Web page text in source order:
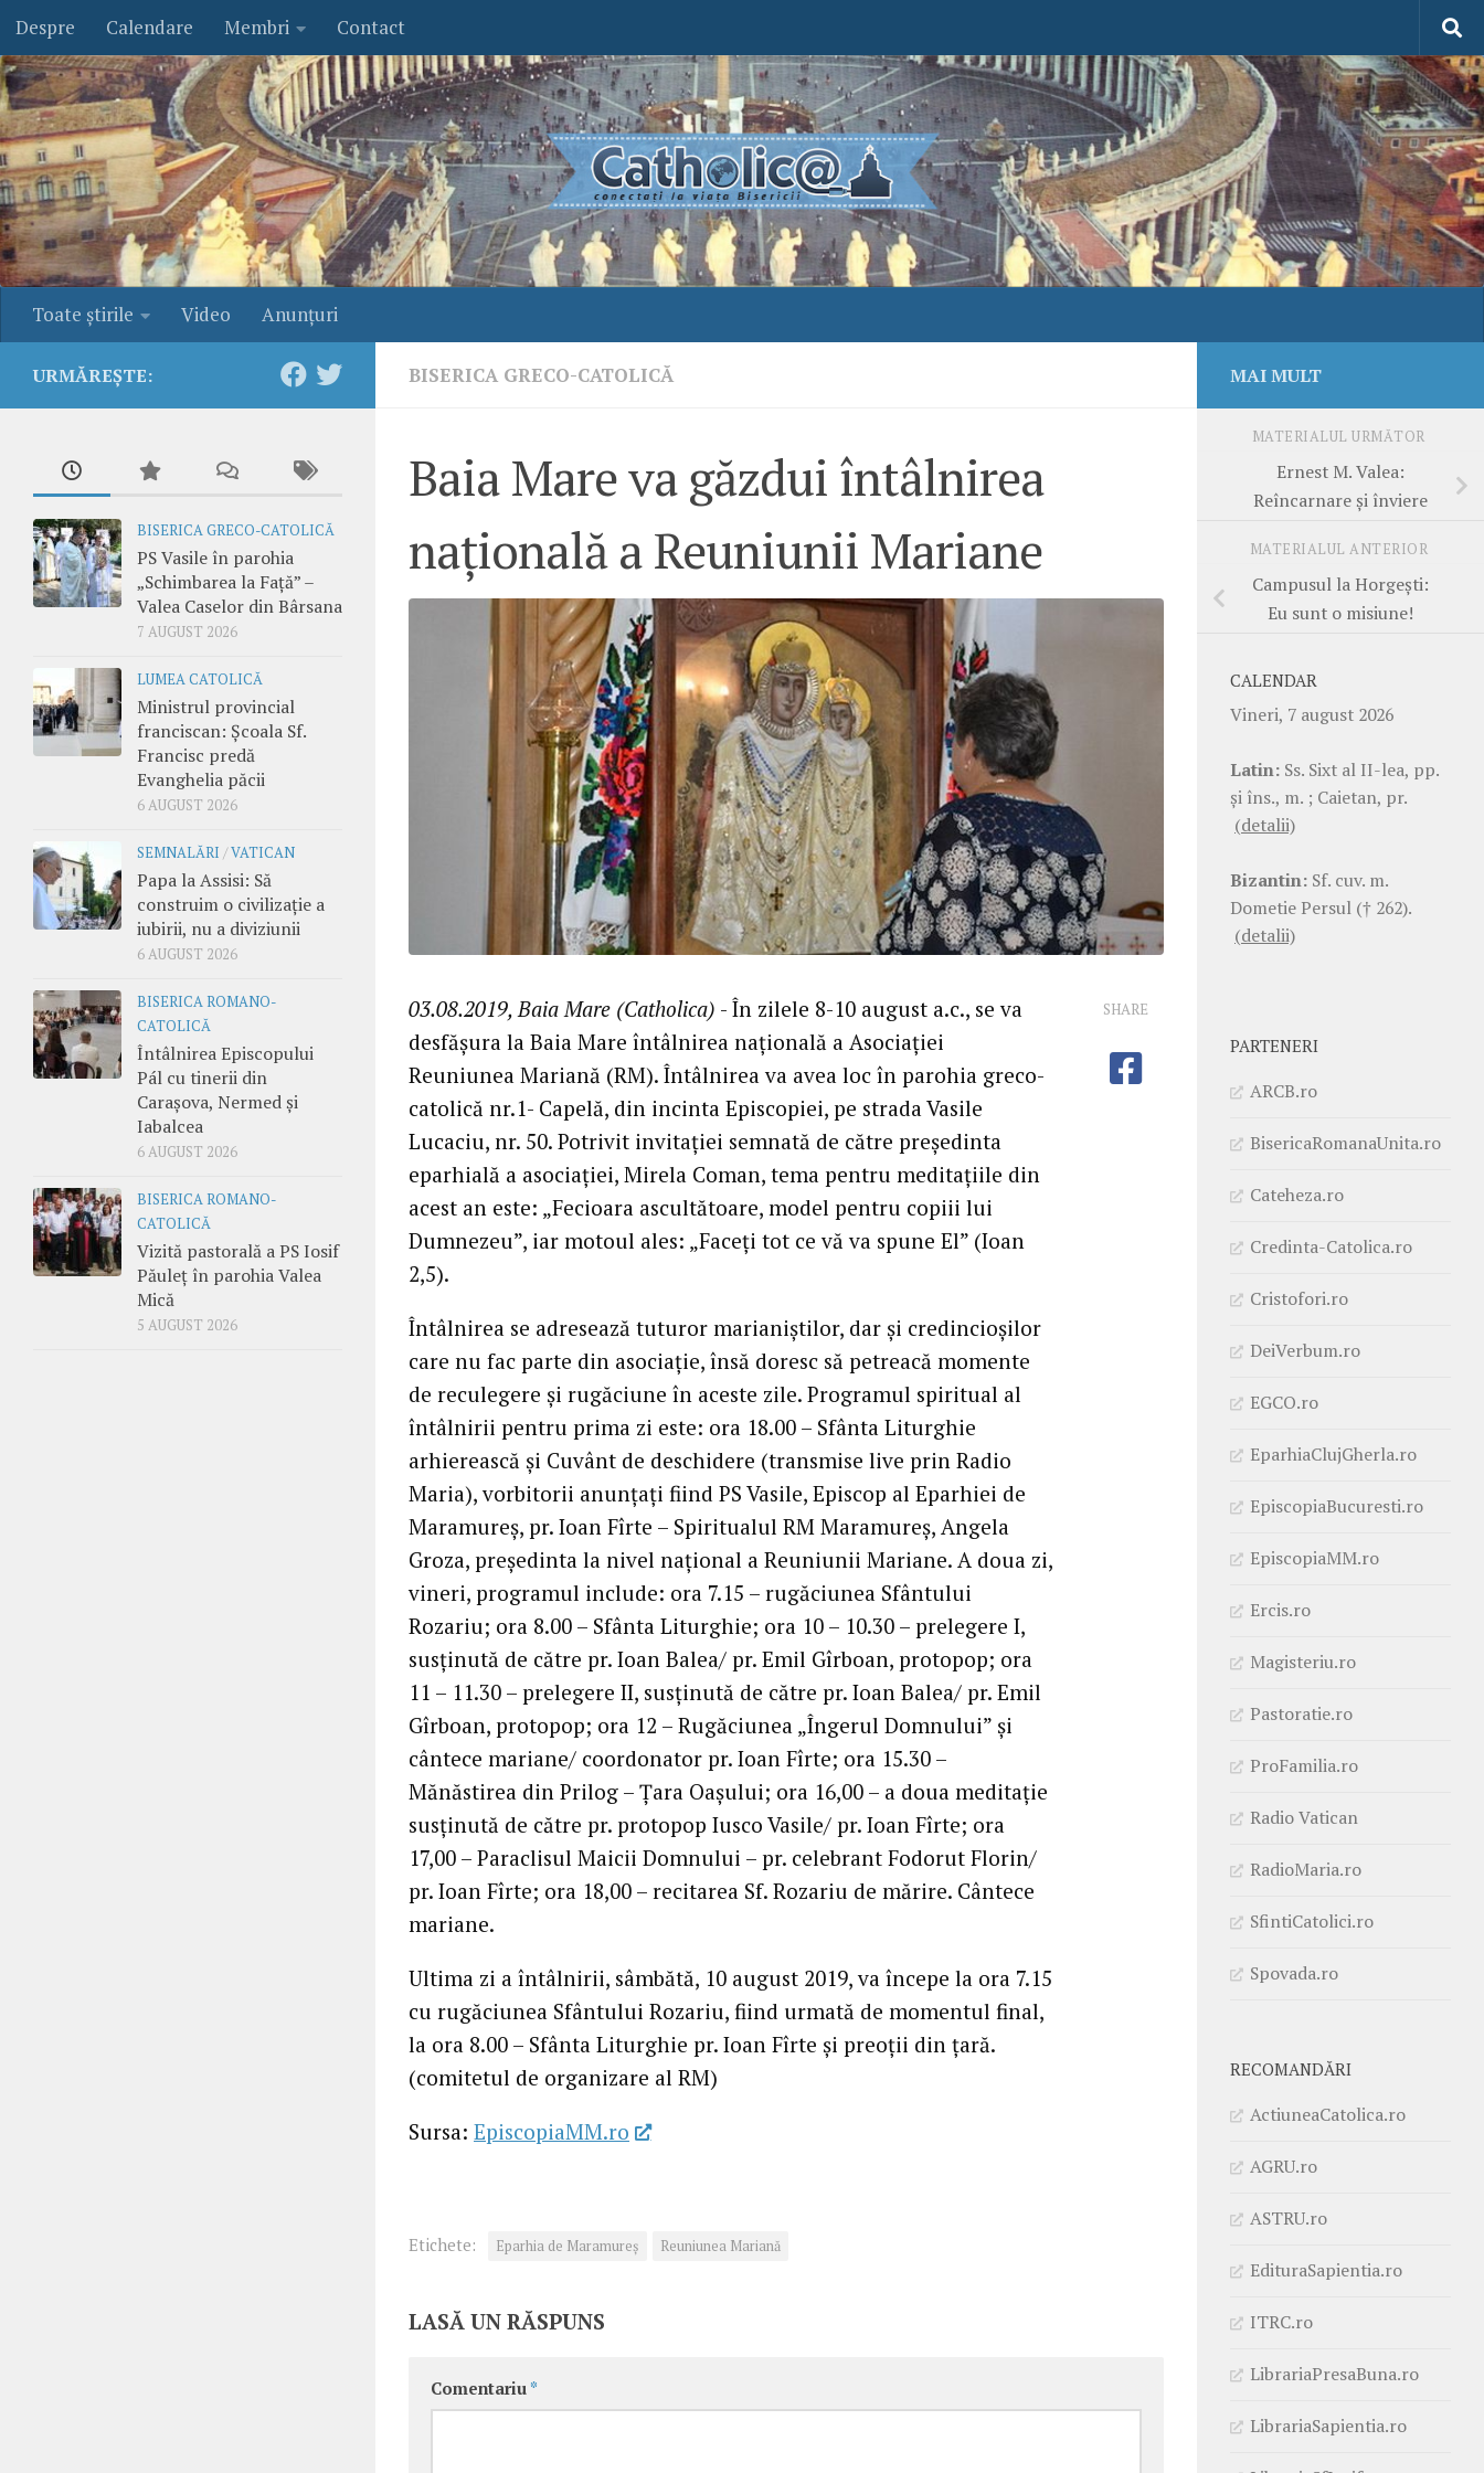
Skip to content
Despre Calendare Membri Contact
Toate ştirile Video Anunţuri
BISERICA GRECO-CATOLICĂ
Baia Mare va găzdui întâlnirea
națională a Reuniunii Mariane
03.08.2019, Baia Mare (Catholica) - În zilele 8-10 august a.c., se va
desfășura la Baia Mare întâlnirea națională a Asociației
Reuniunea Mariană (RM). Întâlnirea va avea loc în parohia greco-
catolică nr.1- Capelă, din incinta Episcopiei, pe strada Vasile
Lucaciu, nr. 50. Potrivit invitației semnată de către președinta
eparhială a asociației, Mirela Coman, tema pentru meditațiile din
acest an este: „Fecioara ascultătoare, model pentru copiii lui
Dumnezeu”, iar motoul ales: „Faceți tot ce vă va spune El” (Ioan
2,5).
Întâlnirea se adresează tuturor marianiștilor, dar și credincioșilor
care nu fac parte din asociație, însă doresc să petreacă momente
de reculegere și rugăciune în aceste zile. Programul spiritual al
întâlnirii pentru prima zi este: ora 18.00 – Sfânta Liturghie
arhierească și Cuvânt de deschidere (transmise live prin Radio
Maria), vorbitorii anunțați fiind PS Vasile, Episcop al Eparhiei de
Maramureș, pr. Ioan Fîrte – Spiritualul RM Maramureș, Angela
Groza, președinta la nivel național a Reuniunii Mariane. A doua zi,
vineri, programul include: ora 7.15 – rugăciunea Sfântului
Rozariu; ora 8.00 – Sfânta Liturghie; ora 10 – 10.30 – prelegere I,
susținută de către pr. Ioan Balea/ pr. Emil Gîrboan, protopop; ora
11 – 11.30 – prelegere II, susținută de către pr. Ioan Balea/ pr. Emil
Gîrboan, protopop; ora 12 – Rugăciunea „Îngerul Domnului” și
cântece mariane/ coordonator pr. Ioan Fîrte; ora 15.30 –
Mănăstirea din Prilog – Țara Oașului; ora 16,00 – a doua meditație
susținută de către pr. protopop Iusco Vasile/ pr. Ioan Fîrte; ora
17,00 – Paraclisul Maicii Domnului – pr. celebrant Fodorut Florin/
pr. Ioan Fîrte; ora 18,00 – recitarea Sf. Rozariu de mărire. Cântece
mariane.
Ultima zi a întâlnirii, sâmbătă, 10 august 2019, va începe la ora 7.15
cu rugăciunea Sfântului Rozariu, fiind urmată de momentul final,
la ora 8.00 – Sfânta Liturghie pr. Ioan Fîrte și preoții din țară.
(comitetul de organizare al RM)
Sursa: EpiscopiaMM.ro
SHARE
Etichete: Eparhia de Maramureș Reuniunea Mariană
LASĂ UN RĂSPUNS
Comentariu *
URMĂREȘTE:
BISERICA GRECO-CATOLICĂ
PS Vasile în parohia
„Schimbarea la Față” –
Valea Caselor din Bârsana
7 AUGUST 2026
LUMEA CATOLICĂ
Ministrul provincial
franciscan: Școala Sf.
Francisc predă
Evanghelia păcii
6 AUGUST 2026
SEMNALĂRI /VATICAN
Papa la Assisi: Să
construim o civilizație a
iubirii, nu a diviziunii
6 AUGUST 2026
BISERICA ROMANO-
CATOLICĂ
Întâlnirea Episcopului
Pál cu tinerii din
Carașova, Nermed și
Iabalcea
6 AUGUST 2026
BISERICA ROMANO-
CATOLICĂ
Vizită pastorală a PS Iosif
Păuleț în parohia Valea
Mică
5 AUGUST 2026
MAI MULT
MATERIALUL URMĂTOR
Ernest M. Valea:
Reîncarnare și înviere
MATERIALUL ANTERIOR
Campusul la Horgești:
Eu sunt o misiune!
CALENDAR
Vineri, 7 august 2026
Latin: Ss. Sixt al II-lea, pp.
şi îns., m. ; Caietan, pr.
(detalii)
Bizantin: Sf. cuv. m.
Dometie Persul († 262).
(detalii)
PARTENERI
ARCB.ro
BisericaRomanaUnita.ro
Cateheza.ro
Credinta-Catolica.ro
Cristofori.ro
DeiVerbum.ro
EGCO.ro
EparhiaClujGherla.ro
EpiscopiaBucuresti.ro
EpiscopiaMM.ro
Ercis.ro
Magisteriu.ro
Pastoratie.ro
ProFamilia.ro
Radio Vatican
RadioMaria.ro
SfintiCatolici.ro
Spovada.ro
RECOMANDĂRI
ActiuneaCatolica.ro
AGRU.ro
ASTRU.ro
EdituraSapientia.ro
ITRC.ro
LibrariaPresaBuna.ro
LibrariaSapientia.ro